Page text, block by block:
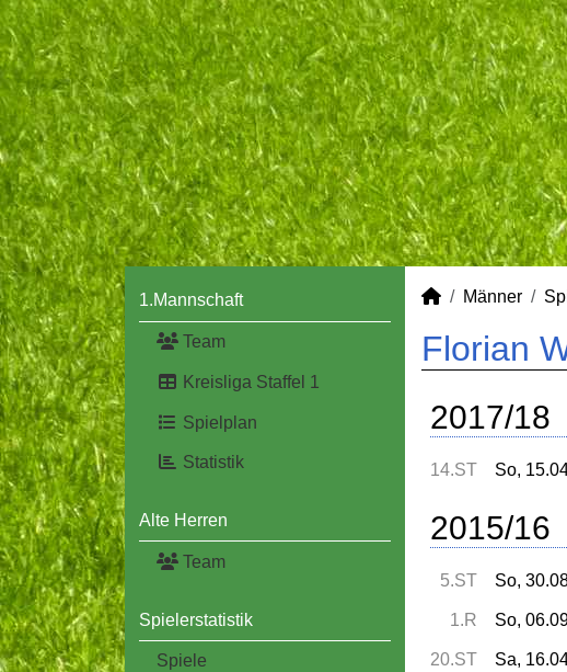
1.Mannschaft
Team
Kreisliga Staffel 1
Spielplan
Statistik
Alte Herren
Team
Spielerstatistik
Spiele
Männer
Florian
2017/18
14.ST So,
2015/16
5.ST So,
1.R So,
20.ST Sa,